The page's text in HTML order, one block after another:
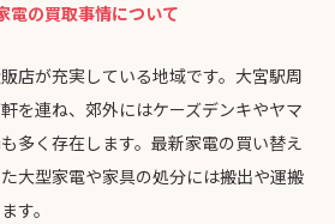
電の買取事情について
店が充実している地域です。大宮駅周
を連ね、郊外にはケーズデンキやヤマ
多く存在します。最新家電の買い替え
大型家電や家具の処分には搬出や運搬
す。